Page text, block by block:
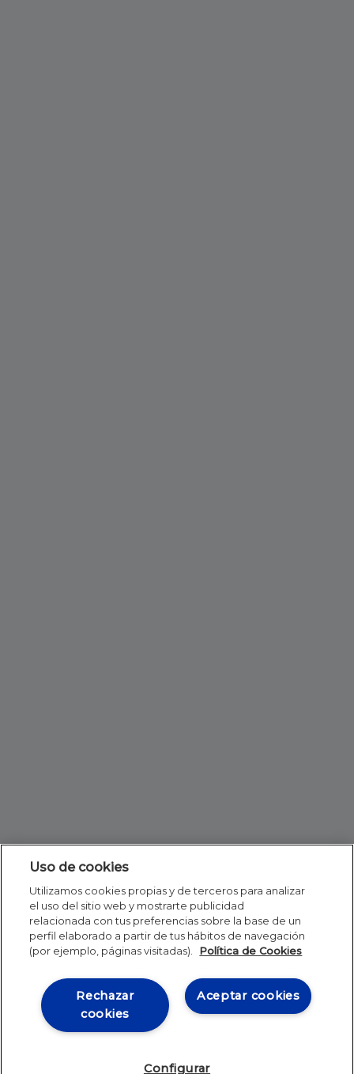
Uso de cookies
Utilizamos cookies propias y de terceros para analizar
el uso del sitio web y mostrarte publicidad
relacionada con tus preferencias sobre la base de un
perfil elaborado a partir de tus hábitos de navegación
(por ejemplo, páginas visitadas).
Política de Cookies
Aceptar cookies
Rechazar
cookies
Configurar